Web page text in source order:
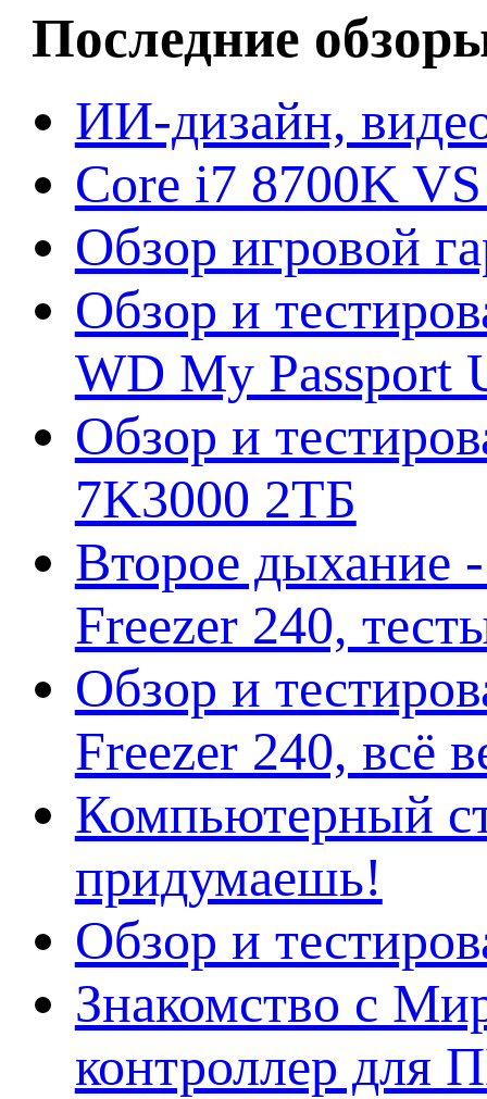
Последние
ИИ-дизайн,
Core i7 8700K
Обзор игровой
Обзор и
WD My Passport
Обзор и
7K3000 2ТБ
Второе дыхание
Freezer 240,
Обзор и
Freezer 240, всё
Компьютерный
придумаешь!
Обзор и
Знакомство с
контроллер для